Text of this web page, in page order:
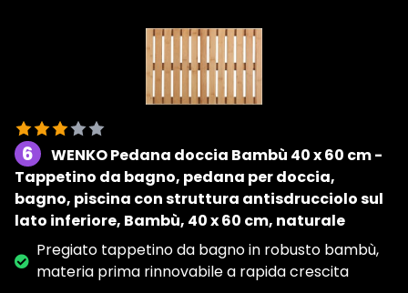
6
WENKO Pedana doccia Bambù 40 x 60 cm -
Tappetino da bagno, pedana per doccia,
bagno, piscina con struttura antisdrucciolo sul
lato inferiore, Bambù, 40 x 60 cm, naturale
Pregiato tappetino da bagno in robusto bambù,
materia prima rinnovabile a rapida crescita